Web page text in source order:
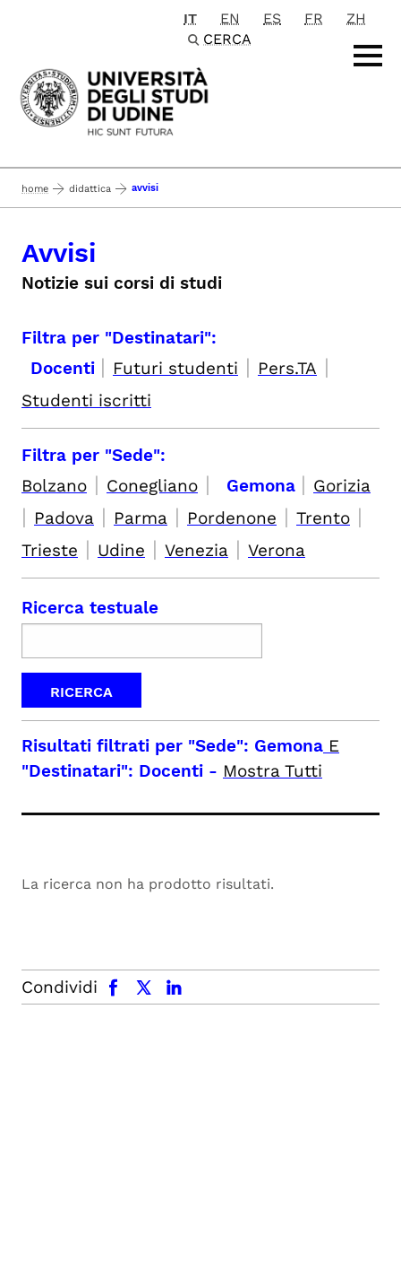
Passa al contenuto principale
IT EN ES FR
ZH
CERCA
home didattica avvisi
Avvisi
Notizie sui corsi di studi
Filtra per "Destinatari":
Docenti | Futuri studenti | Pers.TA |
Studenti iscritti
Filtra per "Sede":
Bolzano | Conegliano | Gemona | Gorizia
| Padova | Parma | Pordenone | Trento |
Trieste | Udine | Venezia | Verona
Ricerca testuale
Risultati filtrati per "Sede": Gemona E
"Destinatari": Docenti - Mostra Tutti
La ricerca non ha prodotto risultati.
Condividi
facebook x.com linkedin